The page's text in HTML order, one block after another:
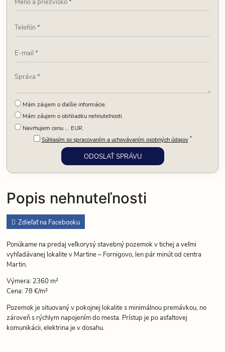
Popis nehnuteľnosti
Zdieľať na Facebooku
Ponúkame na predaj veľkorysý stavebný pozemok v tichej a veľmi
vyhľadávanej lokalite v Martine – Fornigovo, len pár minút od centra
Martin.
Výmera: 2360 m²
Cena: 78 €/m²
Pozemok je situovaný v pokojnej lokalite s minimálnou premávkou, no
zároveň s rýchlym napojením do mesta. Prístup je po asfaltovej
komunikácii, elektrina je v dosahu.
Mám záujem o ďalšie informácie.
Mám záujem o obhliadku nehnuteľnosti.
Navrhujem cenu ... EUR.
Súhlasím so spracovaním a uchovávaním osobných údajov *